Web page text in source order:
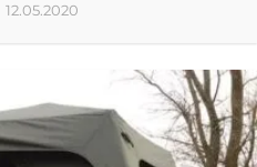
12.05.2020
.
0